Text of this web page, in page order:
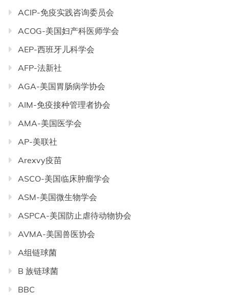
ACIP-免疫实践咨询委员会
ACOG-美国妇产科医师学会
AEP-西班牙儿科学会
AFP-法新社
AGA-美国胃肠病学协会
AIM-免疫接种管理者协会
AMA-美国医学会
AP-美联社
Arexvy疫苗
ASCO-美国临床肿瘤学会
ASM-美国微生物学会
ASPCA-美国防止虐待动物协会
AVMA-美国兽医协会
A组链球菌
B 族链球菌
BBC